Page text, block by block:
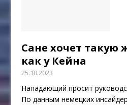
Сане хочет такую
как у Кейна
25.10.2023
Нападающий просит
По данным немецких